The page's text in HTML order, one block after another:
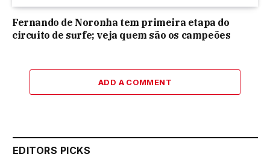
Fernando de Noronha tem primeira etapa do
circuito de surfe; veja quem são os campeões
ADD A COMMENT
EDITORS PICKS